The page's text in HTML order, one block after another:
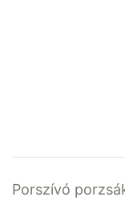
Porszívó